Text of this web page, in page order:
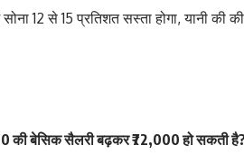
12 से 15 प्रतिशत सस्ता होगा, यानी की
बेसिक सैलरी बढ़कर ₹72,000 हो सकती